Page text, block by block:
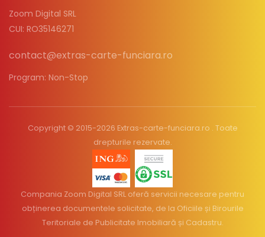
Zoom Digital SRL
CUI: RO35146271
contact@extras-carte-funciara.ro
Program: Non-Stop
Copyright © 2015-2026 Extras-carte-funciara.ro . Toate
drepturile rezervate.
Compania Zoom Digital SRL oferă servicii necesare pentru
obținerea documentele solicitate, de la Oficiile și Birourile
Teritoriale de Publicitate Imobiliară și Cadastru.